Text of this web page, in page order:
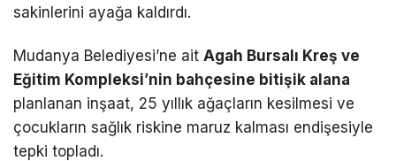
sakinlerini ayağa kaldırdı.
Mudanya Belediyesi’ne ait Agah Bursalı Kreş ve
Eğitim Kompleksi’nin bahçesine bitişik alana
planlanan inşaat, 25 yıllık ağaçların kesilmesi ve
çocukların sağlık riskine maruz kalması endişesiyle
tepki topladı.